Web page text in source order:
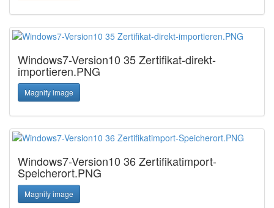
Windows7-Version10 35 Zertifikat-direkt-
importieren.PNG
Magnify image
Windows7-Version10 36 Zertifikatimport-
Speicherort.PNG
Magnify image